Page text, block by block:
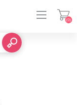
(0)